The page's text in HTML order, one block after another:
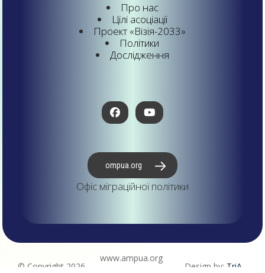
Про нас
Цілі асоціації
Проект «Візія-2033»
Політики
Дослідження
ompua.org
Офіс міграційної політики
© Copyright 2026
www.ampua.org
Design by: TriA